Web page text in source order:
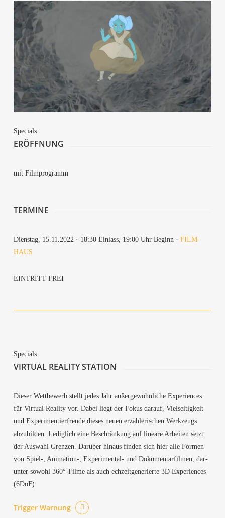
Spe­cials
ERÖFF­NUNG
mit Film­pro­gramm
TER­MI­NE
Diens­tag, 15.11.2022 · 18:30 Ein­lass, 19:00 Uhr Beginn · FILM­
HAUS
EIN­TRITT FREI
Spe­cials
VIR­TU­AL REA­LI­TY STATION
Die­ser Wett­be­werb stellt jedes Jahr außer­ge­wöhn­li­che Expe­ri­en­ces
für Vir­tu­al Rea­li­ty vor. Dabei liegt der Fokus dar­auf, Viel­sei­tig­keit
und Expe­ri­men­tier­freu­de die­ses neu­en erzäh­le­ri­schen Werk­zeugs
abzu­bil­den. Ledig­lich eine Beschrän­kung auf linea­re Arbei­ten setzt
der Aus­wahl Gren­zen. Dar­über hin­aus fin­den sich hier alle For­men
von Spiel‑, Animation‑, Expe­ri­men­tal- und Doku­men­tar­fil­men, dar­
un­ter sowohl 360°-Filme als auch ech­zeit­ge­ne­rier­te 3D Expe­ri­en­ces
(6DoF).
Trig­ger Warnung